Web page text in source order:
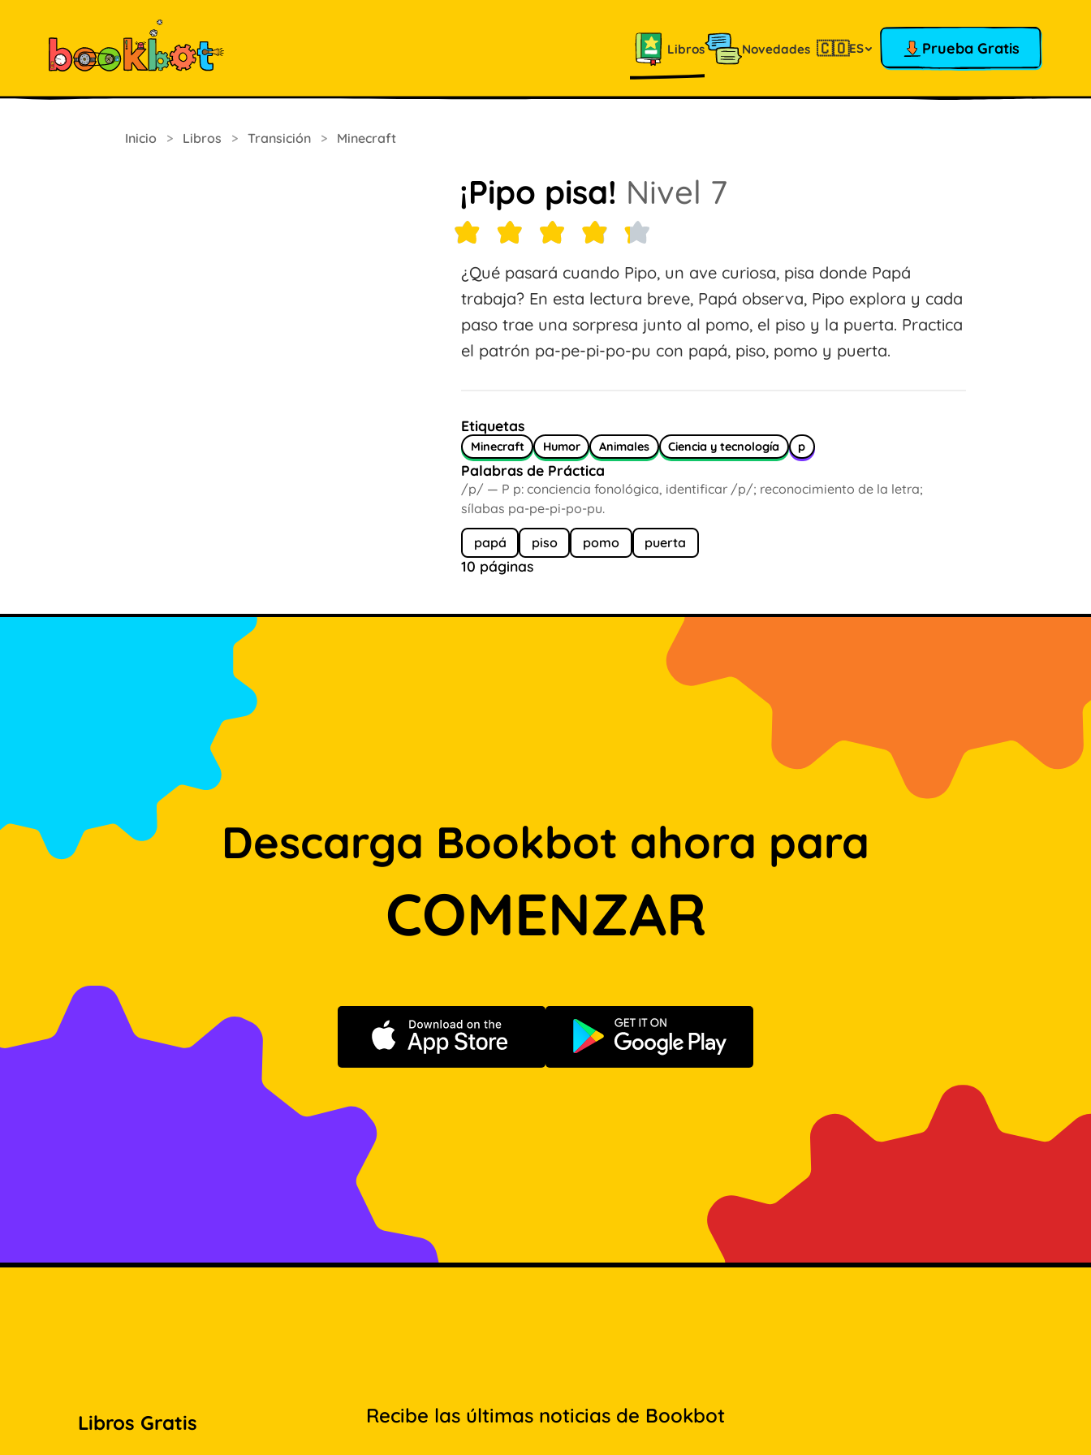
Libros Novedades 🇨🇴ES Prueba Gratis
Inicio > Libros > Transición > Minecraft
¡Pipo pisa! Nivel 7
¿Qué pasará cuando Pipo, un ave curiosa, pisa donde Papá
trabaja? En esta lectura breve, Papá observa, Pipo explora y cada
paso trae una sorpresa junto al pomo, el piso y la puerta. Practica
el patrón pa-pe-pi-po-pu con papá, piso, pomo y puerta.
Etiquetas
Minecraft Humor Animales Ciencia y tecnología p
Palabras de Práctica
/p/ — P p: conciencia fonológica, identificar /p/; reconocimiento de la letra;
sílabas pa-pe-pi-po-pu.
papá piso pomo puerta
10 páginas
Descarga Bookbot ahora para
COMENZAR
Descargar en App Store Disponible en Google Play
Libros Gratis
Recibe las últimas noticias de Bookbot